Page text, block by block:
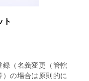
ト
録（名義変更（管轄
の場合は原則的に